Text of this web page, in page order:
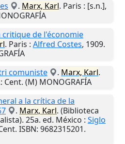
. Marx, Karl. Paris : [s.n.],
de l'économie
. Paris : Alfred Costes, 1909.
comuniste
. Marx, Karl.
: Cent. (M) MONOGRAFÍA
a la crítica de la
. Marx, Karl. (Biblioteca
25a. ed. México : Siglo
ISBN: 9682315201.